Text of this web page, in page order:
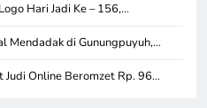
Hari Jadi Ke – 156,…
Mendadak di Gunungpuyuh,…
Judi Online Beromzet Rp. 96…